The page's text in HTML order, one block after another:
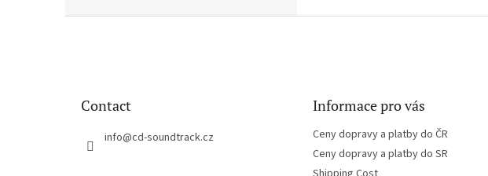
Contact
info@cd-soundtrack.cz
Informace pro vás
Ceny dopravy a platby do ČR
Ceny dopravy a platby do SR